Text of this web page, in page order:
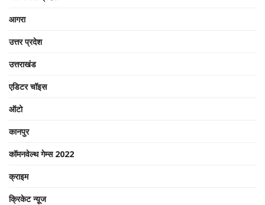
आगरा
उत्तर प्रदेश
उत्तराखंड
एडिटर चॉइस
ऑटो
कानपुर
कॉमनवेल्थ गेम्स 2022
क्राइम
क्रिकेट न्यू़ज